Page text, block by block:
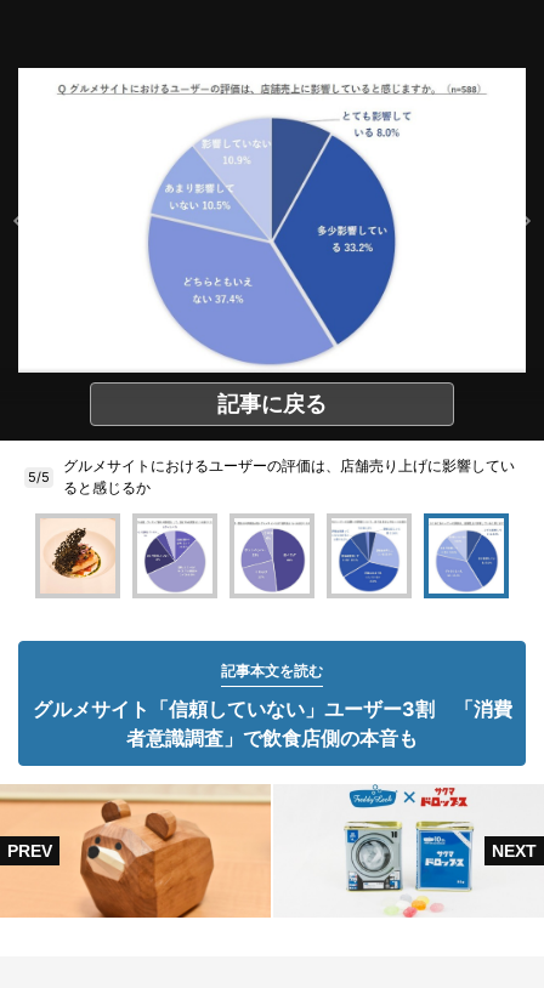
記事に戻る
5/5
グルメサイトにおけるユーザーの評価は、店舗売り上げに影響してい
ると感じるか
記事本文を読む
グルメサイト「信頼していない」ユーザー3割 「消費
者意識調査」で飲食店側の本音も